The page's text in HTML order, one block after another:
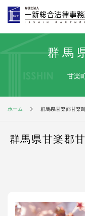
群馬
甘楽
ホーム 群馬県甘楽郡甘楽
群馬県甘楽郡